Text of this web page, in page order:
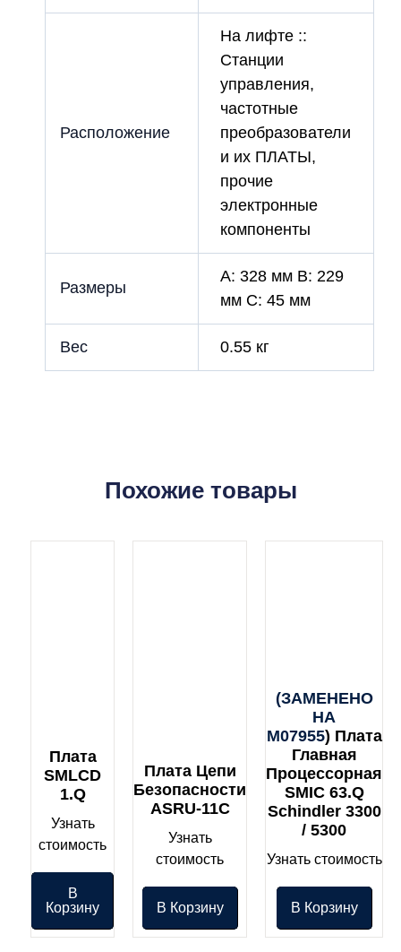
Расположение
На лифте ::
Станции
управления,
частотные
преобразователи
и их ПЛАТЫ,
прочие
электронные
компоненты
Размеры
A: 328 мм B: 229
мм C: 45 мм
Вес 0.55 кг
Похожие товары
Плата
SMLCD
1.Q
Узнать
стоимость
В
Корзину
Плата Цепи
Безопасности
ASRU-11C
Узнать
стоимость
В Корзину
(ЗАМЕНЕНО
НА
M07955) Плата
Главная
Процессорная
SMIC 63.Q
Schindler 3300
/ 5300
Узнать стоимость
В Корзину